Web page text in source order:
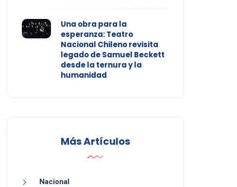
Una obra para la
esperanza: Teatro
Nacional Chileno revisita
legado de Samuel Beckett
desde la ternura y la
humanidad
Más Artículos
Nacional